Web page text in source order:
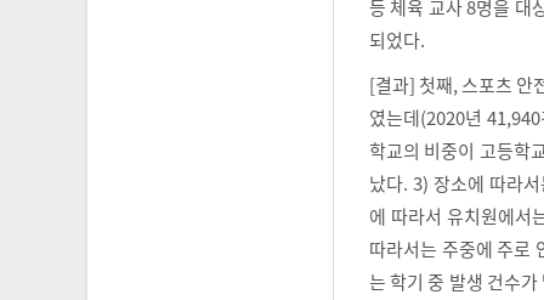
등 체육 교사 8명을 대
되었다.
[결과] 첫째, 스포츠 안
였는데(2020년
학교의 비중이 고등학
났다. 3) 장소에 따라
에 따라서 유치원에서
따라서는 주중에 주로
는 학기 중 발생 건수